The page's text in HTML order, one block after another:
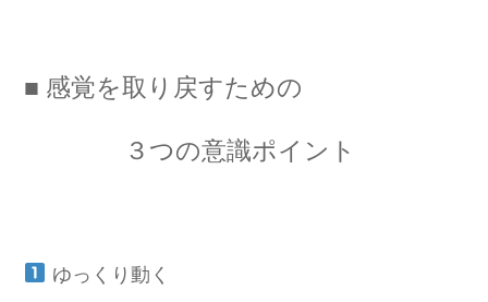
■ 感覚を取り戻すための
３つの意識ポイント
ゆっくり動く